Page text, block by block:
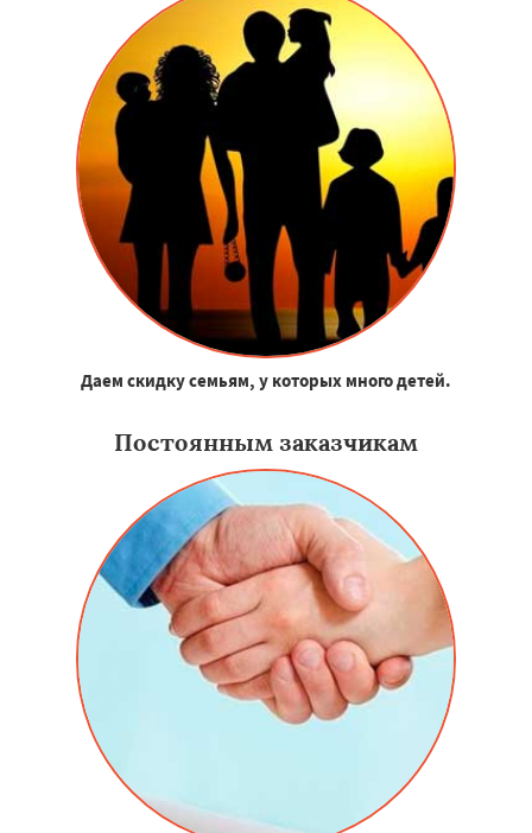
Даем скидку семьям, у которых много детей.
Постоянным заказчикам